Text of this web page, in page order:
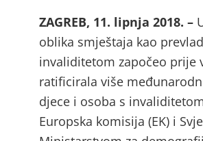
ZAGREB, 11. lipnja 2018. –
oblika smještaja kao
invaliditetom započeo prije
ratificirala više
djece i osoba s
Europska komisija (EK) i